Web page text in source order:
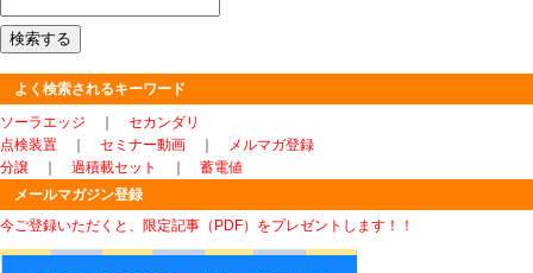
よく検索されるキーワード
ソーラエッジ
セカンダリ
点検装置
セミナー動画
メルマガ登録
分譲
過積載セット
蓄電値
メールマガジン登録
今ご登録いただくと、限定記事（PDF）をプレゼントします！！